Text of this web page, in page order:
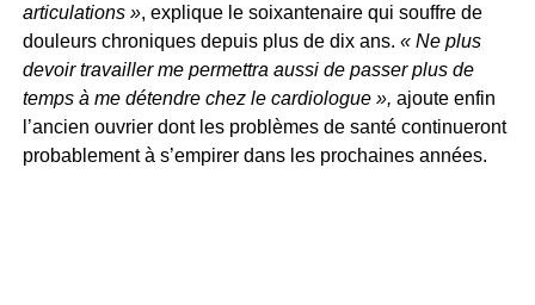
articulations », explique le soixantenaire qui souffre de
douleurs chroniques depuis plus de dix ans. « Ne plus
devoir travailler me permettra aussi de passer plus de
temps à me détendre chez le cardiologue », ajoute enfin
l’ancien ouvrier dont les problèmes de santé continueront
probablement à s’empirer dans les prochaines années.